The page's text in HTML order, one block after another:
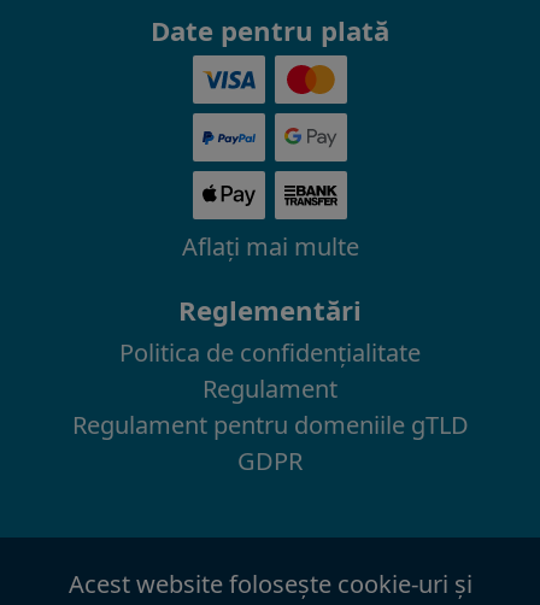
Date pentru plată
Aflaţi mai multe
Reglementări
Politica de confidenţialitate
Regulament
Regulament pentru domeniile gTLD
GDPR
Acest website foloseşte cookie-uri şi